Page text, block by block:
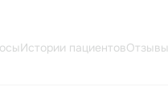
Истории пациентовОтзывы